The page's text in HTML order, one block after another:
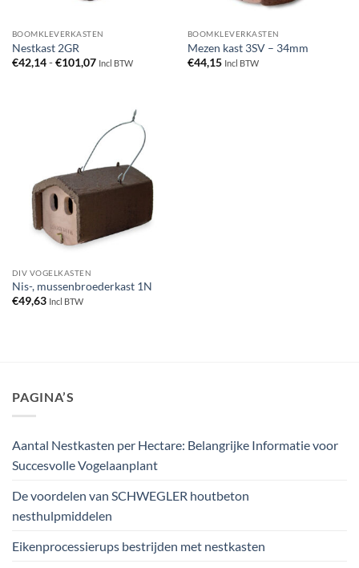
BOOMKLEVERKASTEN
Nestkast 2GR
€42,14 - €101,07Prijsklasse:
Incl BTW
BOOMKLEVERKASTEN
Mezen kast 3SV – 34mm
€44,15 Incl BTW
DIV VOGELKASTEN
Nis-, mussenbroederkast 1N
€49,63 Incl BTW
PAGINA’S
Aantal Nestkasten per Hectare: Belangrijke Informatie voor
Succesvolle Vogelaanplant
De voordelen van SCHWEGLER houtbeton
nesthulpmiddelen
Eikenprocessierups bestrijden met nestkasten